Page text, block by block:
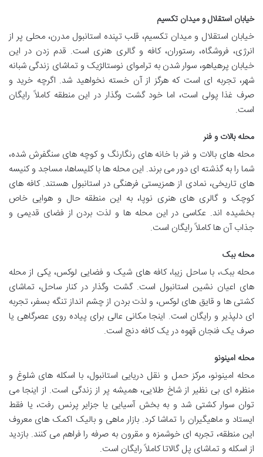
خیابان استقلال و میدان تکسیم
خیابان استقلال و میدان تکسیم، قلب تپنده استانبول مدرن، محلی پر از
انرژی، فروشگاه، رستوران، کافه و گالری هنری است. قدم زدن در این
خیابان پرهیاهو، سوار شدن به تراموای نوستالژیک و تماشای زندگی شبانه
شهر، تجربه ای است که هرگز از آن خسته نخواهید شد. اگرچه خرید و
صرف غذا پولی است، اما خود گشت وگذار در این منطقه کاملاً رایگان
است.
محله بالات و فنر
محله های بالات و فنر با خانه های رنگارنگ و کوچه های سنگفرش شده،
شما را به گذشته ای دور می برند. این محله ها با کلیساها، مساجد و کنیسه
های تاریخی، نمادی از همزیستی فرهنگی در استانبول هستند. کافه های
کوچک و گالری های هنری نوپا، به این منطقه حال و هوایی خاص
بخشیده اند. عکاسی در این محله ها و لذت بردن از فضای قدیمی و
جذاب آن ها کاملاً رایگان است.
محله ببک
محله ببک، با ساحل زیبا، کافه های شیک و فضایی لوکس، یکی از محله
های اعیان نشین استانبول است. گشت وگذار در کنار ساحل، تماشای
کشتی ها و قایق های لوکس، و لذت بردن از چشم انداز تنگه بسفر، تجربه
ای دلپذیر و رایگان است. اینجا مکانی عالی برای پیاده روی عصرگاهی یا
صرف یک فنجان قهوه در یک کافه دنج است.
محله امینونو
محله امینونو، مرکز حمل و نقل دریایی استانبول، با اسکله های شلوغ و
منظره ای بی نظیر از شاخ طلایی، همیشه پر از زندگی است. از اینجا می
توان سوار کشتی شد و به بخش آسیایی یا جزایر پرنس رفت، یا فقط
ایستاد و ماهیگیران را تماشا کرد. بازار ماهی و بالیک اکمک های معروف
این منطقه، تجربه ای خوشمزه و مقرون به صرفه را فراهم می کنند. بازدید
از اسکله و تماشای پل گالاتا کاملاً رایگان است.